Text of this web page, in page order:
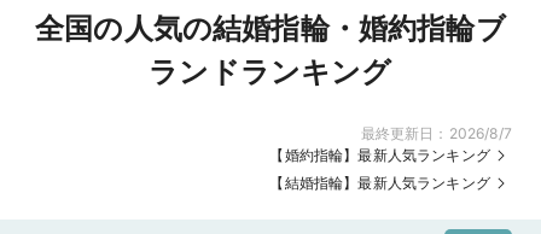
全国の人気の結婚指輪・婚約指輪ブ
ランドランキング
最終更新日： 2026/8/7
【婚約指輪】最新人気ランキング
【結婚指輪】最新人気ランキング